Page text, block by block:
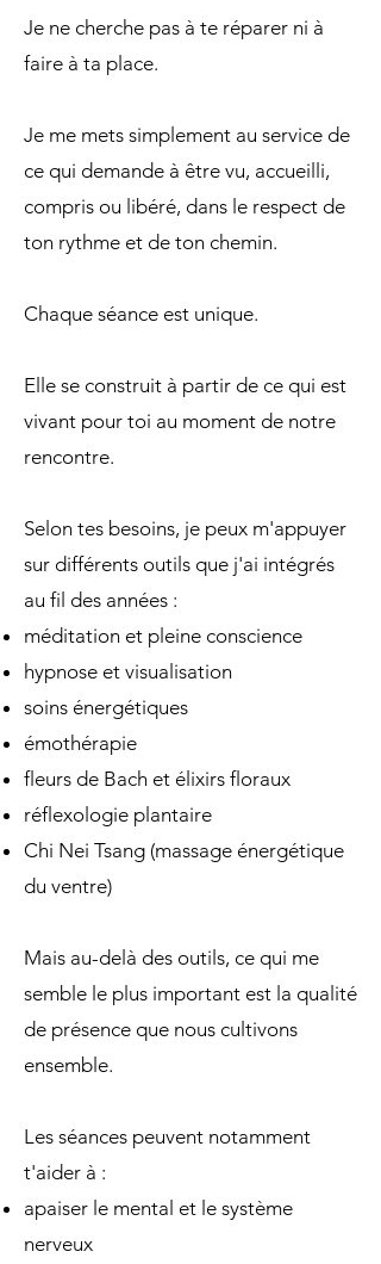
Je ne cherche pas à te réparer ni à
faire à ta place.
Je me mets simplement au service de
ce qui demande à être vu, accueilli,
compris ou libéré, dans le respect de
ton rythme et de ton chemin.
Chaque séance est unique.
Elle se construit à partir de ce qui est
vivant pour toi au moment de notre
rencontre.
Selon tes besoins, je peux m'appuyer
sur différents outils que j'ai intégrés
au fil des années :
méditation et pleine conscience
hypnose et visualisation
soins énergétiques
émothérapie
fleurs de Bach et élixirs floraux
réflexologie plantaire
Chi Nei Tsang (massage énergétique
du ventre)
Mais au-delà des outils, ce qui me
semble le plus important est la qualité
de présence que nous cultivons
ensemble.
Les séances peuvent notamment
t'aider à :
apaiser le mental et le système
nerveux